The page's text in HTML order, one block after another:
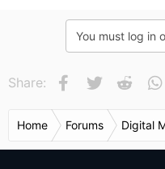
You must log in
Share: Facebook
Twitter
Home Forums Digital